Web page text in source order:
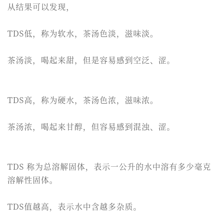
从结果可以发现，
TDS低，称为软水，茶汤色淡，滋味淡。
茶汤淡，喝起来甜，但是容易感到空泛、涩。
TDS高，称为硬水，茶汤色浓，滋味浓。
茶汤浓，喝起来甘醇，但容易感到混浊、涩。
TDS 称为总溶解固体，表示一公升的水中溶有多少毫克
溶解性固体。
TDS值越高，表示水中含越多杂质。